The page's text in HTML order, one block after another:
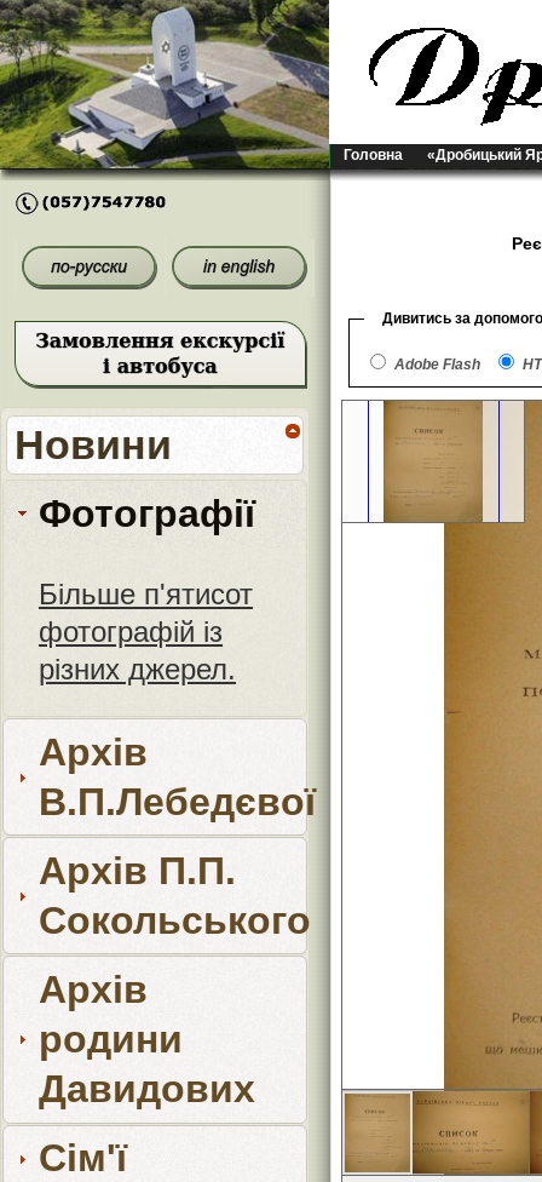
Головна «Дробицький
Новини
Фотографії
Більше п'ятисот
фотографій із
різних джерел.
Архів
В.П.Лебедєвої
Архів П.П.
Сокольського
Архів
родини
Давидових
Сім'ї
Дивитись за
Adobe Flash